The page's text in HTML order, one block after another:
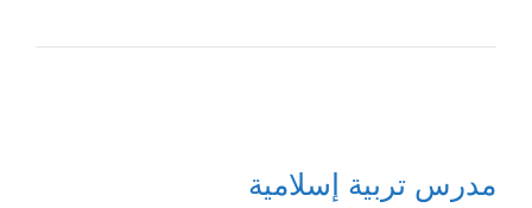
مدرس تربية إسلامية